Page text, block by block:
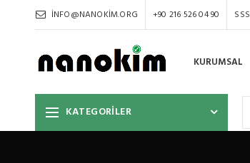
INFO@NANOKIM.ORG +90 216 526 04 90 SSS
KURUMSAL
KATEGORİLER